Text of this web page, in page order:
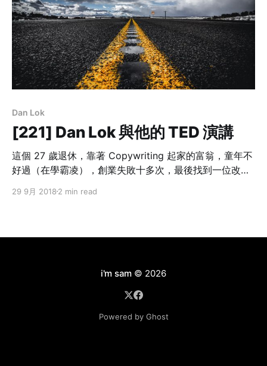
Dan Lok
[221] Dan Lok 與他的 TED 演講
這個 27 歲退休，靠著 Copywriting 起家的富翁，童年不
好過（在學霸凌），創業失敗十多次，最後找到一位改變
發，不到三十歲就賺飽退休。
29 9月 2018 2 min read
i'm sam © 2026
Powered by Ghost